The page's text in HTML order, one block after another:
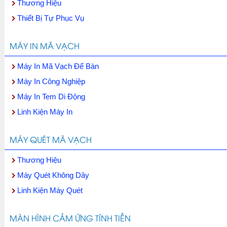
Thương Hiệu
Thiết Bị Tự Phục Vụ
MÁY IN MÃ VẠCH
Máy In Mã Vạch Để Bàn
Máy In Công Nghiệp
Máy In Tem Di Động
Linh Kiện Máy In
MÁY QUÉT MÃ VẠCH
Thương Hiệu
Máy Quét Không Dây
Linh Kiện Máy Quét
MÀN HÌNH CẢM ỨNG TÍNH TIỀN